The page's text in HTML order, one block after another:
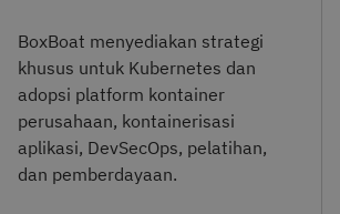
BoxBoat menyediakan strategi
khusus untuk Kubernetes dan
adopsi platform kontainer
perusahaan, kontainerisasi
aplikasi, DevSecOps, pelatihan,
dan pemberdayaan.